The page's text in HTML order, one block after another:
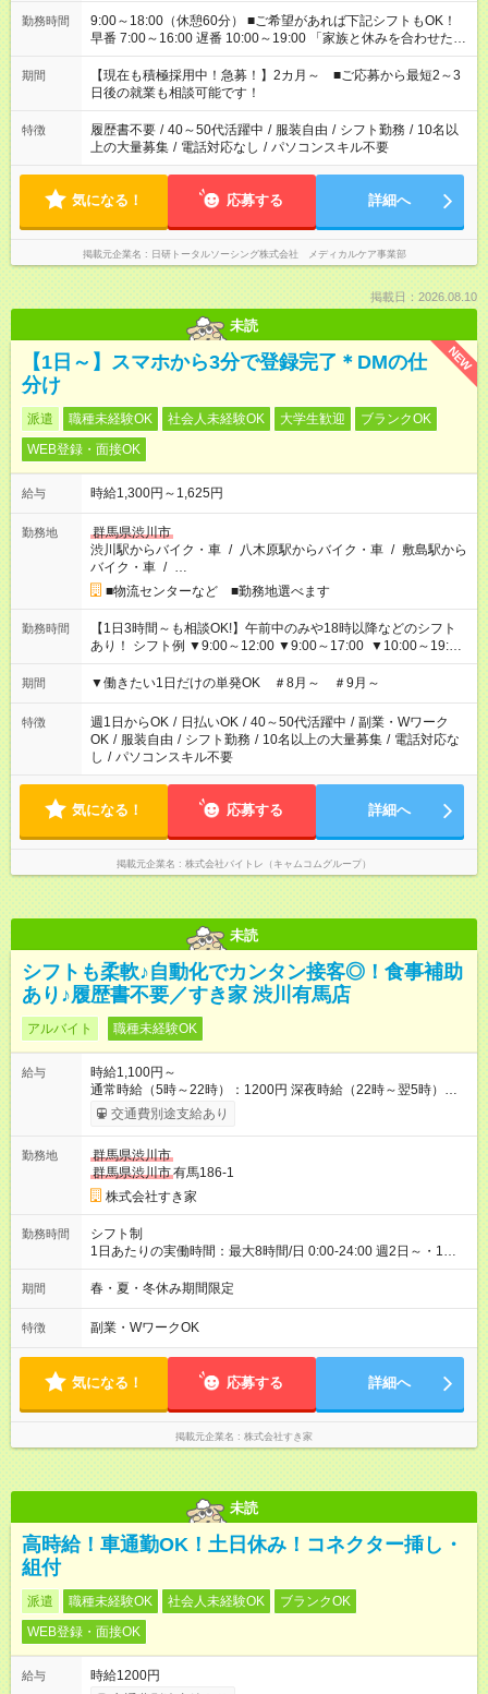
勤務時間
9:00～18:00（休憩60分） ■ご希望があれば下記シフトもOK！
早番 7:00～16:00 遅番 10:00～19:00 「家族と休みを合わせた
い」 「余裕を持って夕飯の準備がしたい」 「できれば残業はし
たくない」 など、ご希望を教えてくださいね。 ※Wワーク希望
の方へ 今ご覧のお仕事で希望する勤務時間と、もう1つのお仕事
の勤務時間。 合計で週40時間を超える場合は応募できません。
期間
【現在も積極採用中！急募！】2カ月～ ■ご応募から最短2～3
日後の就業も相談可能です！
特徴 履歴書不要 / 40～50代活躍中 / 服装自由 / シフト勤務 / 10名以
上の大量募集 / 電話対応なし / パソコンスキル不要
気になる！ 応募する 詳細へ
掲載元企業名 日研トータルソーシング株式会社 メディカルケア事業部
掲載日：2026.08.10
未読
NEW
【1日～】スマホから3分で登録完了＊DMの仕
分け
派遣 職種未経験OK 社会人未経験OK 大学生歓迎
ブランクOK
WEB登録・面接OK
給与 時給1,300円～1,625円
勤務地
群馬県渋川市
渋川駅からバイク・車 / 八木原駅からバイク・車 / 敷島駅から
バイク・車 / …
■物流センターなど ■勤務地選べます
勤務時間
【1日3時間～も相談OK!】午前中のみや18時以降などのシフト
あり！ シフト例 ▼9:00～12:00 ▼9:00～17:00 ▼10:00～19:00
▼18:00～21:00
期間 ▼働きたい1日だけの単発OK ＃8月～ ＃9月～
特徴 週1日からOK / 日払いOK / 40～50代活躍中 / 副業・Wワーク
OK / 服装自由 / シフト勤務 / 10名以上の大量募集 / 電話対応な
し / パソコンスキル不要
気になる！ 応募する 詳細へ
掲載元企業名 株式会社バイトレ（キャムコムグループ）
未読
シフトも柔軟♪自動化でカンタン接客◎！食事補助
あり♪履歴書不要／すき家 渋川有馬店
アルバイト 職種未経験OK
給与
時給1,100円～
通常時給（5時～22時）：1200円 深夜時給（22時～翌5時）：
1500円 高校生時給：1100円 【特別手当】早朝手当（5：00-9：
00）時給+500円 【試用期間】試用期間あり 試用期間の長さ：1
30日（※条件変更なし）ですが、切り上げで一ヶ月とさせてい
ただきます。 研修制度あり：15時間(研修中も同時給）
交通費別途支給あり
勤務地
群馬県渋川市
群馬県渋川市有馬186-1
株式会社すき家
勤務時間
シフト制
1日あたりの実働時間：最大8時間/日 0:00-24:00 週2日～・1日
2h～OK ＜シフト例＞ 〇朝帯 5:00-9:00 〇昼帯 9:00-14:00 〇午
後帯 14:00-18:00 〇夜帯 18:00-22:00 〇深夜帯 22:00-翌5:00 基
ます♪
期間 春・夏・冬休み期間限定
特徴 副業・WワークOK
気になる！ 応募する 詳細へ
掲載元企業名 株式会社すき家
未読
高時給！車通勤OK！土日休み！コネクター挿し・
組付
派遣 職種未経験OK 社会人未経験OK
ブランクOK
WEB登録・面接OK
給与
時給1200円